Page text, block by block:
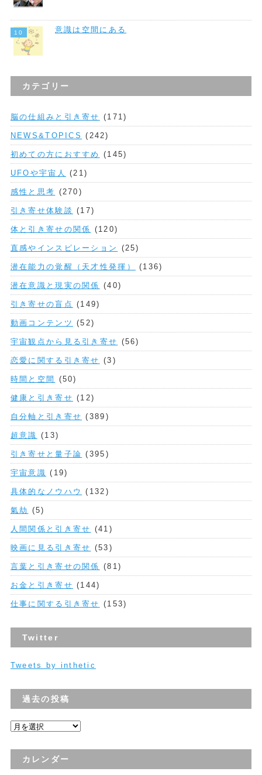
意識は空間にある
カテゴリー
脳の仕組みと引き寄せ (171)
NEWS&TOPICS (242)
初めての方におすすめ (145)
UFOや宇宙人 (21)
感性と思考 (270)
引き寄せ体験談 (17)
体と引き寄せの関係 (120)
直感やインスピレーション (25)
潜在能力の覚醒（天才性発揮） (136)
潜在意識と現実の関係 (40)
引き寄せの盲点 (149)
動画コンテンツ (52)
宇宙観点から見る引き寄せ (56)
恋愛に関する引き寄せ (3)
時間と空間 (50)
健康と引き寄せ (12)
自分軸と引き寄せ (389)
超意識 (13)
引き寄せと量子論 (395)
宇宙意識 (19)
具体的なノウハウ (132)
氣劫 (5)
人間関係と引き寄せ (41)
映画に見る引き寄せ (53)
言葉と引き寄せの関係 (81)
お金と引き寄せ (144)
仕事に関する引き寄せ (153)
Twitter
Tweets by inthetic
過去の投稿
過
の
カレンダー